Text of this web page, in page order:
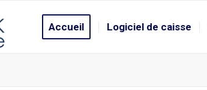
Accueil Logiciel de caisse